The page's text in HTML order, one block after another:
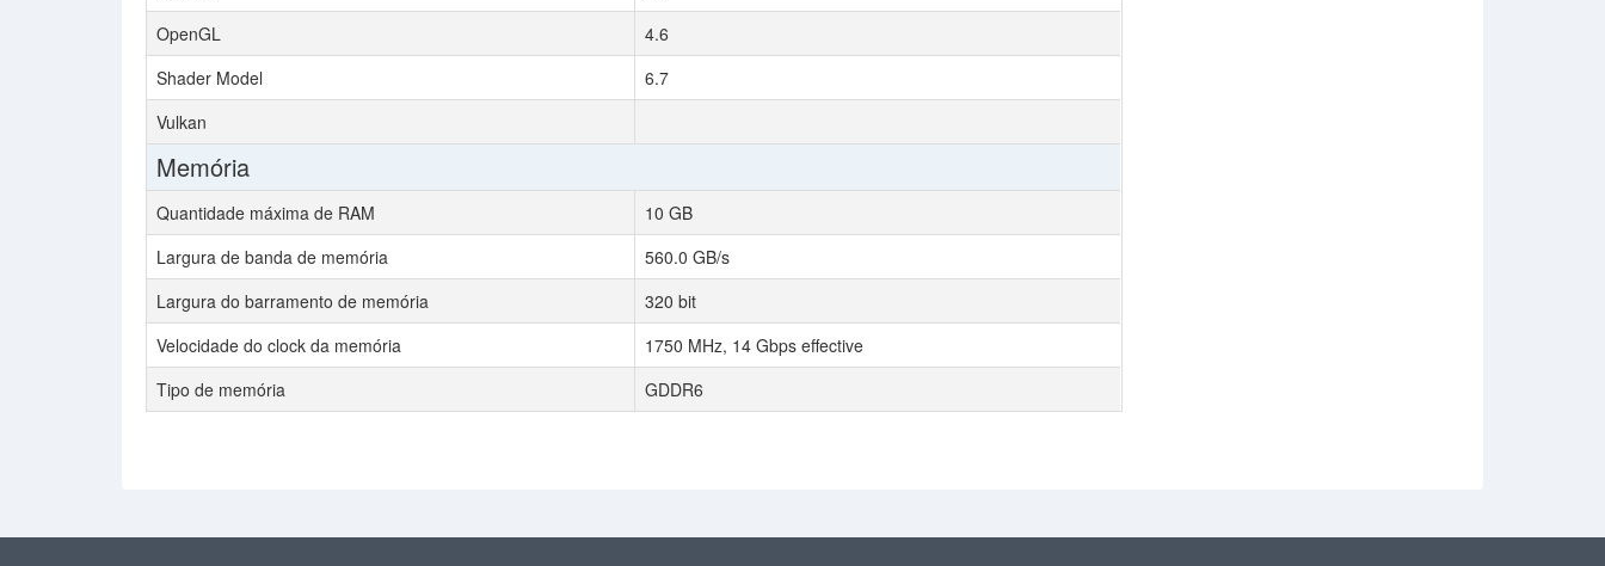
OpenGL
4.6
Shader Model
6.7
Vulkan
Memória
Quantidade máxima de RAM
10 GB
Largura de banda de memória
560.0 GB/s
Largura do barramento de memória
320 bit
Velocidade do clock da memória
1750 MHz, 14 Gbps effective
Tipo de memória
GDDR6